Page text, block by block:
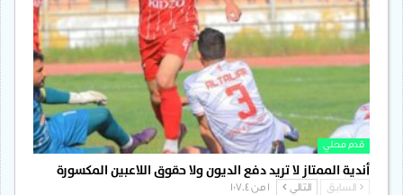
قدم محلي
أندية الممتاز لا تريد دفع الديون ولا حقوق اللاعبين المكسورة
السابق التالي